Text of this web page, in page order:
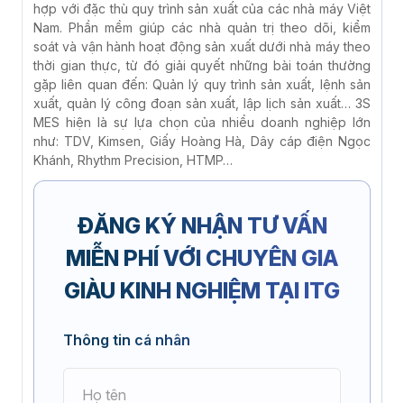
hợp với đặc thù quy trình sản xuất của các nhà máy Việt
Nam. Phần mềm giúp các nhà quản trị theo dõi, kiểm
soát và vận hành hoạt động sản xuất dưới nhà máy theo
thời gian thực, từ đó giải quyết những bài toán thường
gặp liên quan đến: Quản lý quy trình sản xuất, lệnh sản
xuất, quản lý công đoạn sản xuất, lập lịch sản xuất… 3S
MES hiện là sự lựa chọn của nhiều doanh nghiệp lớn
như: TDV, Kimsen, Giấy Hoàng Hà, Dây cáp điện Ngọc
Khánh, Rhythm Precision, HTMP…
ĐĂNG KÝ NHẬN TƯ VẤN
MIỄN PHÍVỚI CHUYÊN GIA
GIÀU KINH NGHIỆM TẠI ITG
Thông tin cá nhân